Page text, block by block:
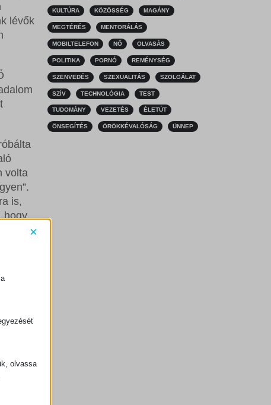
lévők
volta
is,
hogy
– de
KULTÚRA KÖZÖSSÉG MAGÁNY
MEGTÉRÉS MENTORÁLÁS
MOBILTELEFON NŐ OLVASÁS
POLITIKA PORNÓ REMÉNYSÉG
SZENVEDÉS SZEXUALITÁS SZOLGÁLAT
SZÍV TECHNOLÓGIA TEST
TUDOMÁNY VEZETÉS ÉLETÚT
ÖNSEGÍTÉS ÖRÖKKÉVALÓSÁG ÜNNEP
×
olvassa